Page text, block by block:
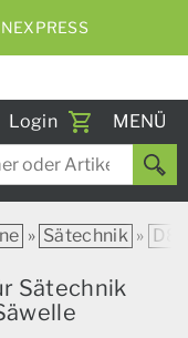
Login
Toggle
MENÜ
» Sätechnik »
Sätechnik